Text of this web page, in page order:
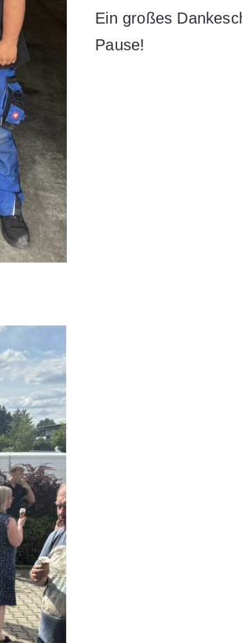
Ein großes
Pause!